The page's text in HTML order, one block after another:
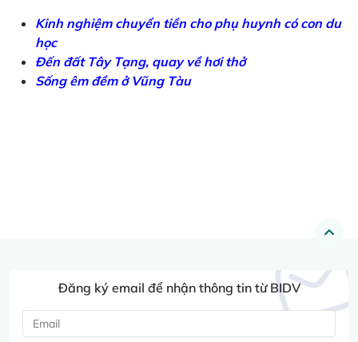
Kinh nghiệm chuyển tiền cho phụ huynh có con du
học
Đến đất Tây Tạng, quay về hơi thở
Sống êm đềm ở Vũng Tàu
Đăng ký email để nhận thông tin từ BIDV